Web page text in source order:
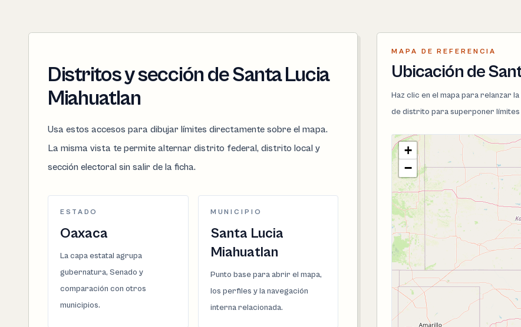
Distritos y sección de Santa Lucia
Miahuatlan
Usa estos accesos para dibujar límites directamente sobre el mapa.
La misma vista te permite alternar distrito federal, distrito local y
sección electoral sin salir de la ficha.
ESTADO
Oaxaca
La capa estatal agrupa
gubernatura, Senado y
comparación con otros
municipios.
MUNICIPIO
Santa Lucia
Miahuatlan
Punto base para abrir el mapa,
los perfiles y la navegación
interna relacionada.
MAPA DE REFERENCIA
Ubicación de
Haz clic en el mapa para relanzar
de distrito para superponer límites
+
−